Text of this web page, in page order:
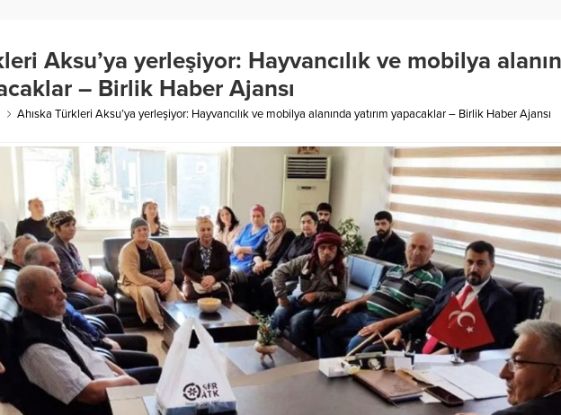
Aksu’ya yerleşiyor: Hayvancılık ve mobilya
– Birlik Haber Ajansı
Ahıska Türkleri Aksu’ya yerleşiyor: Hayvancılık ve mobilya alanında yatırım yapacaklar – Birlik Haber Ajansı